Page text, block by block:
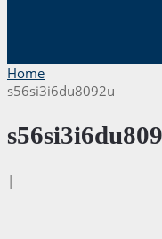
Home
s56si3i6du8092u
|